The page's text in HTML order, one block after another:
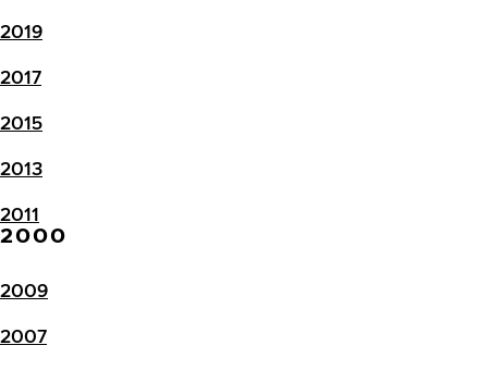
2019
2017
2015
2013
2011
2000
2009
2007